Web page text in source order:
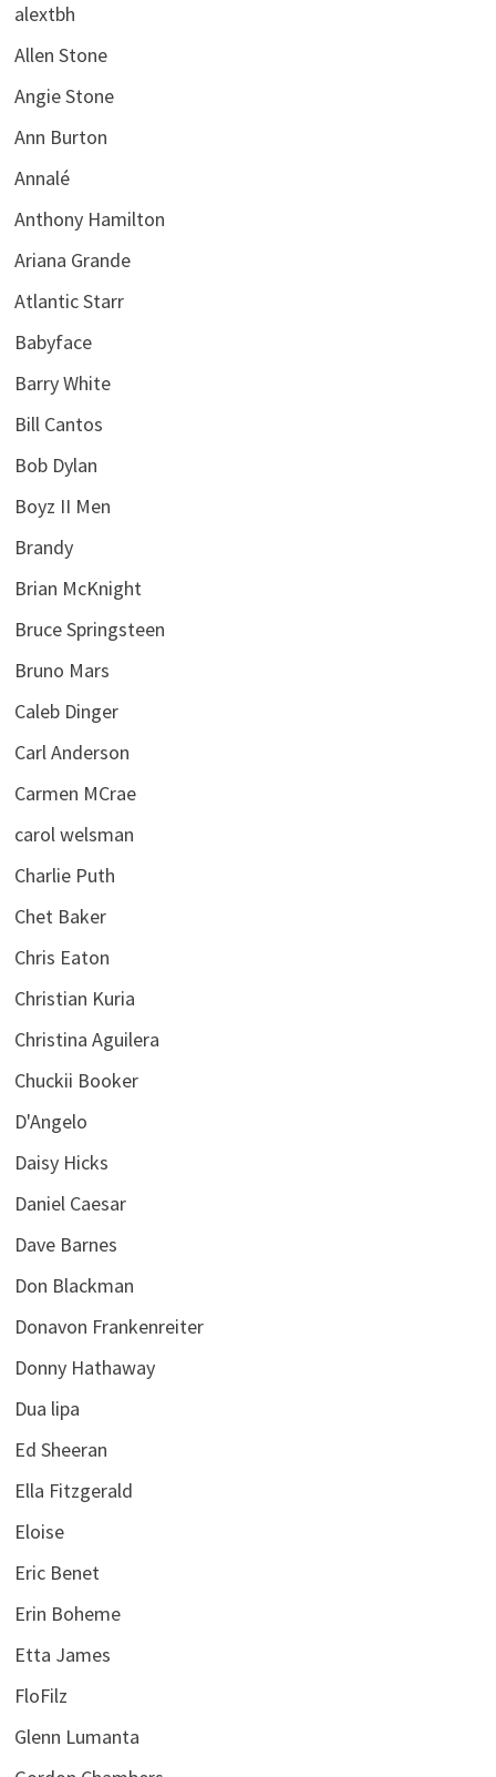
alextbh
Allen Stone
Angie Stone
Ann Burton
Annalé
Anthony Hamilton
Ariana Grande
Atlantic Starr
Babyface
Barry White
Bill Cantos
Bob Dylan
Boyz II Men
Brandy
Brian McKnight
Bruce Springsteen
Bruno Mars
Caleb Dinger
Carl Anderson
Carmen MCrae
carol welsman
Charlie Puth
Chet Baker
Chris Eaton
Christian Kuria
Christina Aguilera
Chuckii Booker
D'Angelo
Daisy Hicks
Daniel Caesar
Dave Barnes
Don Blackman
Donavon Frankenreiter
Donny Hathaway
Dua lipa
Ed Sheeran
Ella Fitzgerald
Eloise
Eric Benet
Erin Boheme
Etta James
FloFilz
Glenn Lumanta